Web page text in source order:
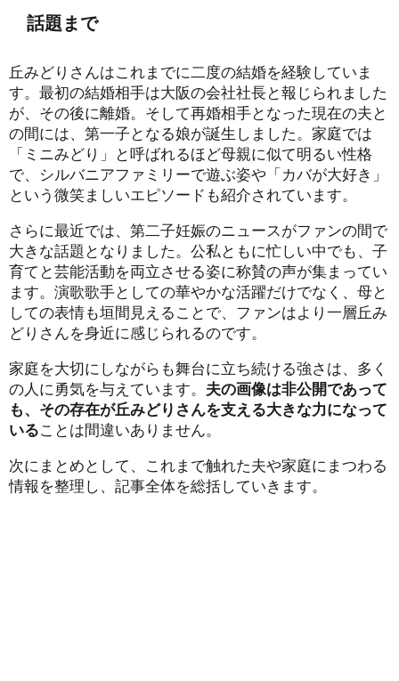
話題まで
丘みどりさんはこれまでに二度の結婚を経験していま
す。最初の結婚相手は大阪の会社社長と報じられました
が、その後に離婚。そして再婚相手となった現在の夫と
の間には、第一子となる娘が誕生しました。家庭では
「ミニみどり」と呼ばれるほど母親に似て明るい性格
で、シルバニアファミリーで遊ぶ姿や「カバが大好き」
という微笑ましいエピソードも紹介されています。
さらに最近では、第二子妊娠のニュースがファンの間で
大きな話題となりました。公私ともに忙しい中でも、子
育てと芸能活動を両立させる姿に称賛の声が集まってい
ます。演歌歌手としての華やかな活躍だけでなく、母と
しての表情も垣間見えることで、ファンはより一層丘み
どりさんを身近に感じられるのです。
家庭を大切にしながらも舞台に立ち続ける強さは、多く
の人に勇気を与えています。 夫の画像は非公開であって
も、その存在が丘みどりさんを支える大きな力になって
いる ことは間違いありません。
次にまとめとして、これまで触れた夫や家庭にまつわる
情報を整理し、記事全体を総括していきます。